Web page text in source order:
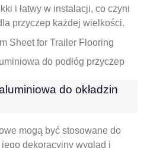
i łatwy w instalacji, co czyni
przyczep każdej wielkości.
do podłóg przyczep
do okładzin
mogą być stosowane do
dekoracyjny wygląd i